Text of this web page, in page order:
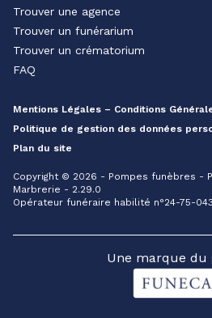
Trouver une agence
Trouver un funérarium
Trouver un crématorium
FAQ
Mentions Légales – Conditions
Politique de gestion des données
Plan du site
Copyright © 2026 - Pompes funèbres -
Marbrerie - 2.29.0
Opérateur funéraire habilité n°24-75-
Une marque du